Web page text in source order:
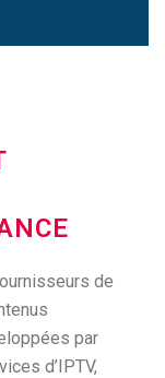
de
par
d’IPTV,